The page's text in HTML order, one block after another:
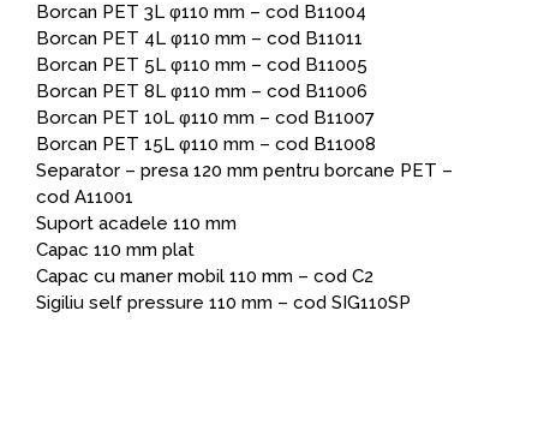
Borcan PET 3L φ110 mm – cod B11004
Borcan PET 4L φ110 mm – cod B11011
Borcan PET 5L φ110 mm – cod B11005
Borcan PET 8L φ110 mm – cod B11006
Borcan PET 10L φ110 mm – cod B11007
Borcan PET 15L φ110 mm – cod B11008
Separator – presa 120 mm pentru borcane PET –
cod A11001
Suport acadele 110 mm
Capac 110 mm plat
Capac cu maner mobil 110 mm – cod C2
Sigiliu self pressure 110 mm – cod SIG110SP